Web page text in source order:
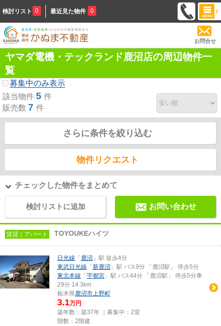
検討リスト 0 最近見た物件 0
お問合せ
ヤマダ電機・テックランド鹿沼店の周辺物件一
覧
募集中のみ表示
該当物件 5 件
販売数 7 件
さらに条件を絞り込む
物件リクエスト
チェックした物件をまとめて
検討リストに追加 お問い合わせ
賃貸｜アパート TOYOUKEハイツ
日光線 「 鹿沼 」駅 徒歩4分
東武日光線 「 新鹿沼 」駅 バス9分 「鹿沼駅」 停歩5分
東北本線 「 宇都宮 」駅 バス44分 「鹿沼駅」 停歩5分車
29分 14.3km
栃木県鹿沼市上野町
3.1万円
築年数：築37年 ｜募集中： 2室
階数：2階建